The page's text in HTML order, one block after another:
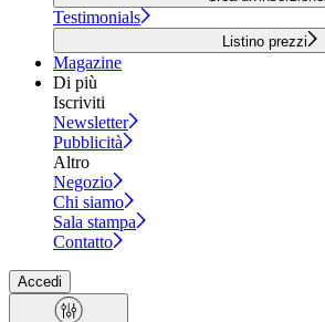
Testimonials
Listino prezzi
Magazine
Di più
Iscriviti
Newsletter
Pubblicità
Altro
Negozio
Chi siamo
Sala stampa
Contatto
Accedi